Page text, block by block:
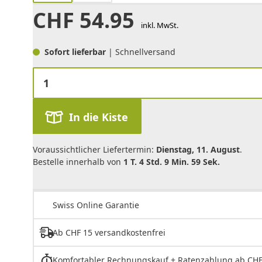
CHF 54.95 inkl. MwSt.
Sofort lieferbar | Schnellversand
In die Kiste
Voraussichtlicher Liefertermin: Dienstag, 11. August.
Bestelle innerhalb von 1 T. 4 Std. 9 Min. 59 Sek.
Swiss Online Garantie
Ab CHF 15 versandkostenfrei